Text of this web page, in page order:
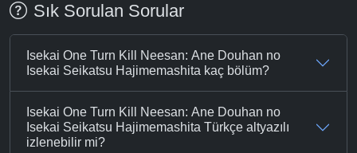
Sık Sorulan Sorular
Isekai One Turn Kill Neesan: Ane Douhan no
Isekai Seikatsu Hajimemashita kaç bölüm?
Isekai One Turn Kill Neesan: Ane Douhan no
Isekai Seikatsu Hajimemashita Türkçe altyazılı
izlenebilir mi?